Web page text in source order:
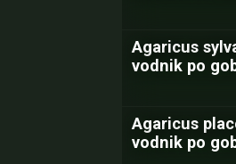
Agaricus
vodnik po
Agaricus
vodnik po